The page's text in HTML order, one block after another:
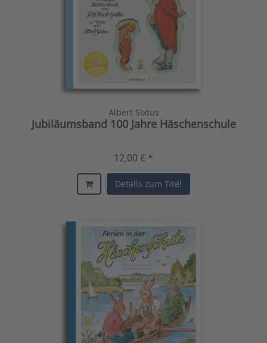
Albert Sixtus
Jubiläumsband 100 Jahre Häschenschule
12,00 € *
Details zum Titel